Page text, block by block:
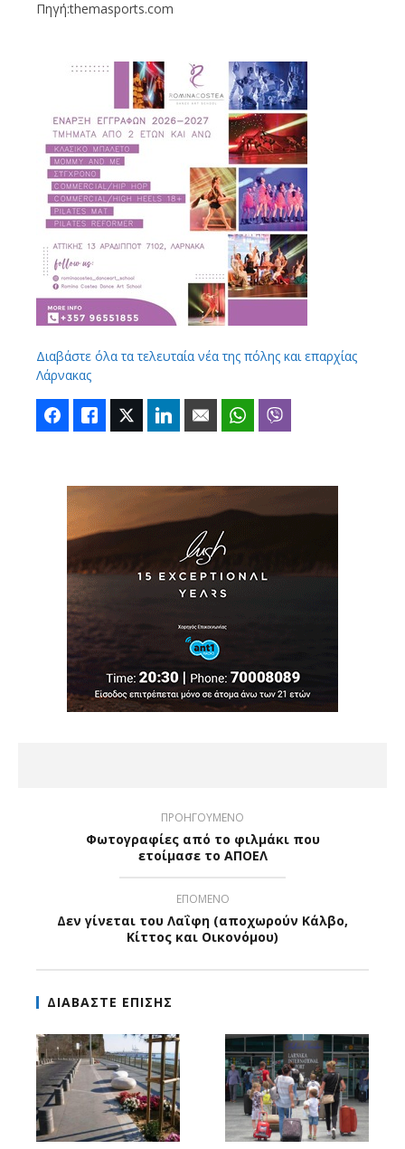
Πηγή:themasports.com
Διαβάστε όλα τα τελευταία νέα της πόλης και επαρχίας
Λάρνακας
FacebookLike Twitter LinkedIn Email WhatsApp
ΠΡΟΗΓΟΥΜΕΝΟ
Φωτογραφίες από το φιλμάκι που
ετοίμασε το ΑΠΟΕΛ
ΕΠΟΜΕΝΟ
Δεν γίνεται του Λαΐφη (αποχωρούν Κάλβο,
Κίττος και Οικονόμου)
ΔΙΑΒΑΣΤΕ ΕΠΙΣΗΣ